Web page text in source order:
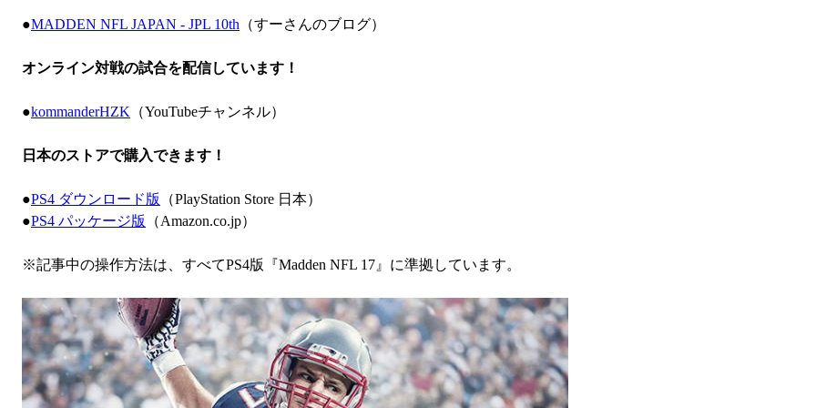
●MADDEN NFL JAPAN - JPL 10th （すーさんのブログ）
オンライン対戦の試合を配信しています！
●kommanderHZK （YouTubeチャンネル）
日本のストアで購入できます！
●PS4 ダウンロード版
（PlayStation Store 日本）
●PS4 パッケージ版 （Amazon.co.jp）
※記事中の操作方法は、すべてPS4版『Madden NFL 17』に準拠しています。